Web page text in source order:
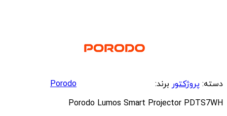
دسته: پروژکتور برند:
Porodo
Porodo Lumos Smart Projector PDTS7WH